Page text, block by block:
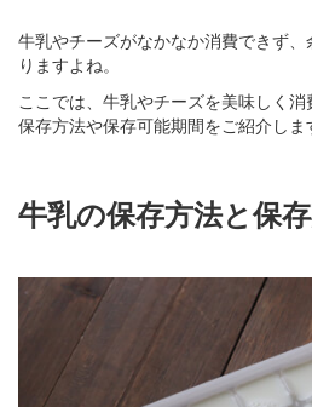
牛乳やチーズがなかなか消費できず
りますよね。
ここでは、牛乳やチーズを美味しく
保存方法や保存可能期間をご紹介しま
牛乳の保存方法と保